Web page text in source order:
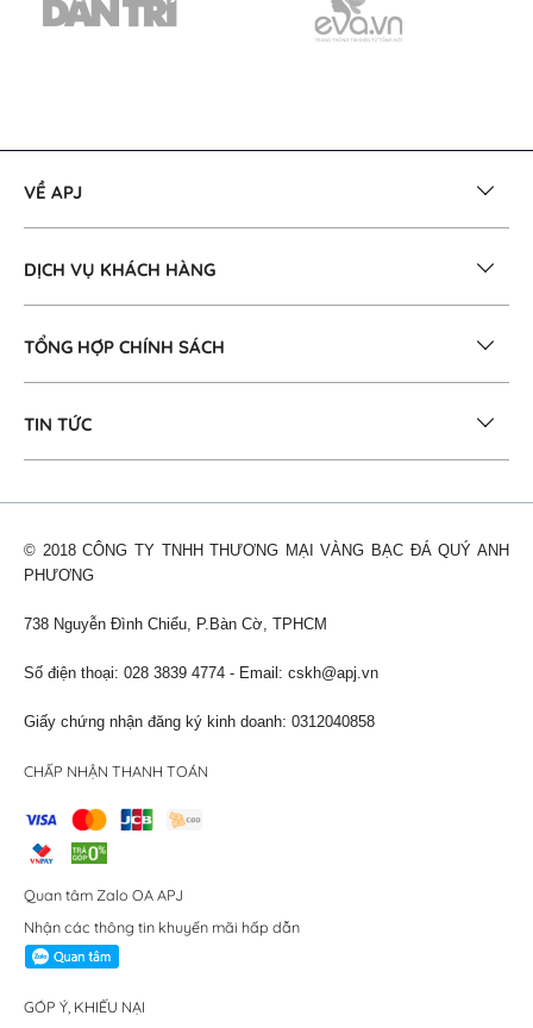
VỀ APJ
DỊCH VỤ KHÁCH HÀNG
TỔNG HỢP CHÍNH SÁCH
TIN TỨC
© 2018 CÔNG TY TNHH THƯƠNG MẠI VÀNG BẠC ĐÁ QUÝ ANH
PHƯƠNG
738 Nguyễn Đình Chiểu, P.Bàn Cờ, TPHCM
Số điện thoại: 028 3839 4774 - Email: cskh@apj.vn
Giấy chứng nhận đăng ký kinh doanh: 0312040858
CHẤP NHẬN THANH TOÁN
Quan tâm Zalo OA APJ
Nhận các thông tin khuyến mãi hấp dẫn
GÓP Ý, KHIẾU NẠI